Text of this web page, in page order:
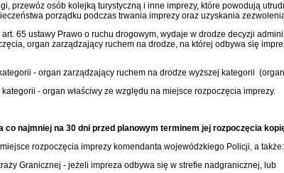
przewóz osób kolejką turystyczną i inne imprezy, które powodują
porządku podczas trwania imprezy oraz uzyskania
65 ustawy Prawo o ruchu drogowym, wydaje w drodze decyzji
organ zarządzający ruchem na drodze, na której odbywa się
- organ zarządzający ruchem na drodze wyższej kategorii
- organ właściwy ze względu na miejsce rozpoczęcia imprezy.
co najmniej na 30 dni przed planowym terminem jej rozpoczęcia
rozpoczęcia imprezy komendanta wojewódzkiego Policji, a także:
Granicznej - jeżeli impreza odbywa się w strefie nadgranicznej, lub